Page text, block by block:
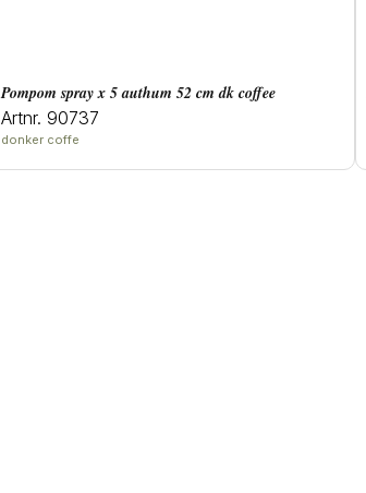
pompom spray x 5 authum 52 cm dk coffee
Artnr. 90737
donker coffe